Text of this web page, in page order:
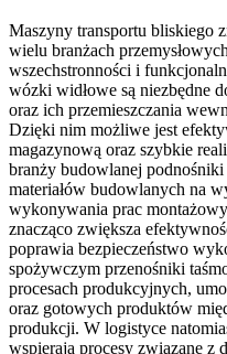
Maszyny transportu bliskiego
wielu branżach
wszechstronności i
wózki widłowe są niezbędne
oraz ich przemieszczania
Dzięki nim możliwe jest
magazynową oraz szybkie
branży budowlanej
materiałów budowlanych na
wykonywania prac
znacząco zwiększa
poprawia bezpieczeństwo
spożywczym przenośniki
procesach produkcyjnych,
oraz gotowych produktów
produkcji. W logistyce
wspierają procesy związane z